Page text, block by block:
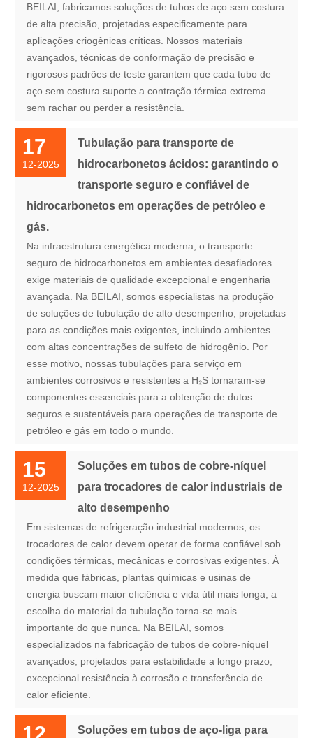
BEILAI, fabricamos soluções de tubos de aço sem costura
de alta precisão, projetadas especificamente para
aplicações criogênicas críticas. Nossos materiais
avançados, técnicas de conformação de precisão e
rigorosos padrões de teste garantem que cada tubo de
aço sem costura suporte a contração térmica extrema
sem rachar ou perder a resistência.
17
12-2025
Tubulação para transporte de
hidrocarbonetos ácidos: garantindo o
transporte seguro e confiável de
hidrocarbonetos em operações de petróleo e
gás.
Na infraestrutura energética moderna, o transporte
seguro de hidrocarbonetos em ambientes desafiadores
exige materiais de qualidade excepcional e engenharia
avançada. Na BEILAI, somos especialistas na produção
de soluções de tubulação de alto desempenho, projetadas
para as condições mais exigentes, incluindo ambientes
com altas concentrações de sulfeto de hidrogênio. Por
esse motivo, nossas tubulações para serviço em
ambientes corrosivos e resistentes a H₂S tornaram-se
componentes essenciais para a obtenção de dutos
seguros e sustentáveis ​​para operações de transporte de
petróleo e gás em todo o mundo.
15
12-2025
Soluções em tubos de cobre-níquel
para trocadores de calor industriais de
alto desempenho
Em sistemas de refrigeração industrial modernos, os
trocadores de calor devem operar de forma confiável sob
condições térmicas, mecânicas e corrosivas exigentes. À
medida que fábricas, plantas químicas e usinas de
energia buscam maior eficiência e vida útil mais longa, a
escolha do material da tubulação torna-se mais
importante do que nunca. Na BEILAI, somos
especializados na fabricação de tubos de cobre-níquel
avançados, projetados para estabilidade a longo prazo,
excepcional resistência à corrosão e transferência de
calor eficiente.
12 Soluções em tubos de aço-liga para